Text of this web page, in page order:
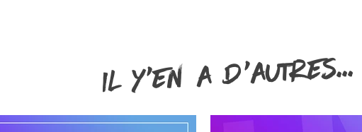
IL Y'EN A D'AUTRES...